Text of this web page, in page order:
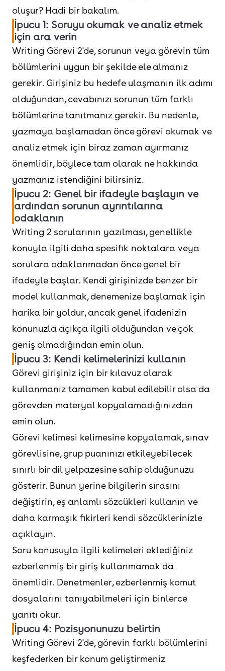
oluşur? Hadi bir bakalım.
İpucu 1: Soruyu okumak ve analiz etmek
için ara verin
Writing Görevi 2'de, sorunun veya görevin tüm
bölümlerini uygun bir şekilde ele almanız
gerekir. Girişiniz bu hedefe ulaşmanın ilk adımı
olduğundan, cevabınızı sorunun tüm farklı
bölümlerine tanıtmanız gerekir. Bu nedenle,
yazmaya başlamadan önce görevi okumak ve
analiz etmek için biraz zaman ayırmanız
önemlidir, böylece tam olarak ne hakkında
yazmanız istendiğini bilirsiniz.
İpucu 2: Genel bir ifadeyle başlayın ve
ardından sorunun ayrıntılarına
odaklanın
Writing 2 sorularının yazılması, genellikle
konuyla ilgili daha spesifik noktalara veya
sorulara odaklanmadan önce genel bir
ifadeyle başlar. Kendi girişinizde benzer bir
model kullanmak, denemenize başlamak için
harika bir yoldur, ancak genel ifadenizin
konunuzla açıkça ilgili olduğundan ve çok
geniş olmadığından emin olun.
İpucu 3: Kendi kelimelerinizi kullanın
Görevi girişiniz için bir kılavuz olarak
kullanmanız tamamen kabul edilebilir olsa da
görevden materyal kopyalamadığınızdan
emin olun.
Görevi kelimesi kelimesine kopyalamak, sınav
görevlisine, grup puanınızı etkileyebilecek
sınırlı bir dil yelpazesine sahip olduğunuzu
gösterir. Bunun yerine bilgilerin sırasını
değiştirin, eş anlamlı sözcükleri kullanın ve
daha karmaşık fikirleri kendi sözcüklerinizle
açıklayın.
Soru konusuyla ilgili kelimeleri eklediğiniz
ezberlenmiş bir giriş kullanmamak da
önemlidir. Denetmenler, ezberlenmiş komut
dosyalarını tanıyabilmeleri için binlerce
yanıtı okur.
İpucu 4: Pozisyonunuzu belirtin
Writing Görevi 2'de, görevin farklı bölümlerini
keşfederken bir konum geliştirmeniz